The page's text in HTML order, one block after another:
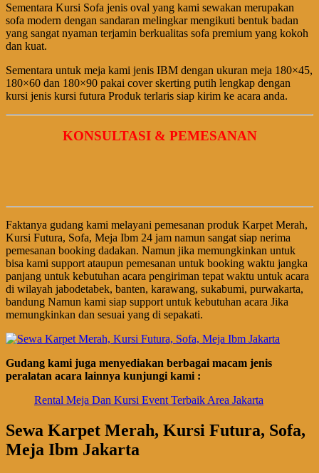
Sementara Kursi Sofa jenis oval yang kami sewakan merupakan
sofa modern dengan sandaran melingkar mengikuti bentuk badan
yang sangat nyaman terjamin berkualitas sofa premium yang kokoh
dan kuat.
Sementara untuk meja kami jenis IBM dengan ukuran meja 180×45,
180×60 dan 180×90 pakai cover skerting putih lengkap dengan
kursi jenis kursi futura Produk terlaris siap kirim ke acara anda.
KONSULTASI & PEMESANAN
Faktanya gudang kami melayani pemesanan produk Karpet Merah,
Kursi Futura, Sofa, Meja Ibm 24 jam namun sangat siap nerima
pemesanan booking dadakan. Namun jika memungkinkan untuk
bisa kami support ataupun pemesanan untuk booking waktu jangka
panjang untuk kebutuhan acara pengiriman tepat waktu untuk acara
di wilayah jabodetabek, banten, karawang, sukabumi, purwakarta,
bandung Namun kami siap support untuk kebutuhan acara Jika
memungkinkan dan sesuai yang di sepakati.
Gudang kami juga menyediakan berbagai macam jenis
peralatan acara lainnya kunjungi kami :
Rental Meja Dan Kursi Event Terbaik Area Jakarta
Sewa Karpet Merah, Kursi Futura, Sofa,
Meja Ibm Jakarta